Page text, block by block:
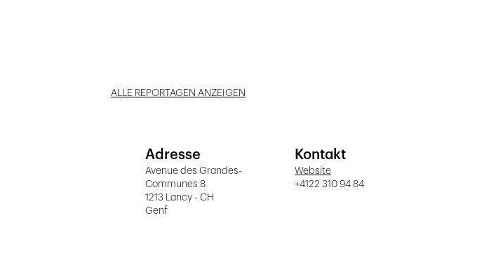
ALLE REPORTAGEN ANZEIGEN
Adresse
Avenue des Grandes-
Communes 8
1213 Lancy - CH
Genf
Kontakt
Website
+4122 310 94 84